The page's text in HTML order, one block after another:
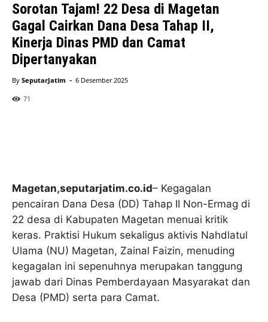
Sorotan Tajam! 22 Desa di Magetan
Gagal Cairkan Dana Desa Tahap II,
Kinerja Dinas PMD dan Camat
Dipertanyakan
By SeputarJatim - 6 Desember 2025
71
Magetan,seputarjatim.co.id– Kegagalan
pencairan Dana Desa (DD) Tahap II Non-Ermag di
22 desa di Kabupaten Magetan menuai kritik
keras. Praktisi Hukum sekaligus aktivis Nahdlatul
Ulama (NU) Magetan, Zainal Faizin, menuding
kegagalan ini sepenuhnya merupakan tanggung
jawab dari Dinas Pemberdayaan Masyarakat dan
Desa (PMD) serta para Camat.